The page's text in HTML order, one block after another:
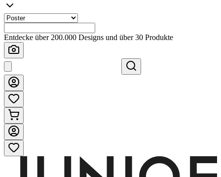
Entdecke über 200.000 Designs und über 30 Produkte